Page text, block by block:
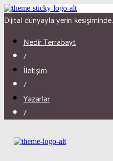
Dijital dünyayla yerin kesişiminde.
Nedir Terrabayt
/
İletişim
/
Yazarlar
/